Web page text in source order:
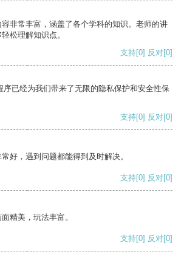
非常丰富，涵盖了各个学科的知识。老师的讲
松理解知识点。
支持[0] 反对[0]
序已经为我们带来了无限的隐私保护和安全性保
支持[0] 反对[0]
好，遇到问题都能得到及时解决。
支持[0] 反对[0]
精美，玩法丰富。
支持[0] 反对[0]